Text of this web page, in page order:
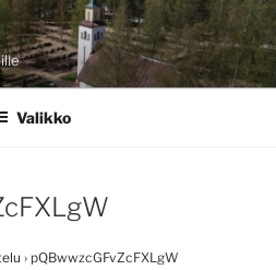
Valikko
› pQBwwzcGFvZcFXLgW